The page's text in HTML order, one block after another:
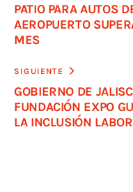
PATIO PARA AUTOS
AEROPUERTO
MES
SIGUIENTE
GOBIERNO DE
FUNDACIÓN EXPO
LA INCLUSIÓN